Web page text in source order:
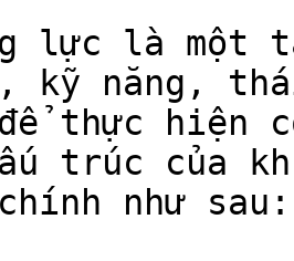
lực là một
kỹ năng,
thực hiện
trúc của
như sau: